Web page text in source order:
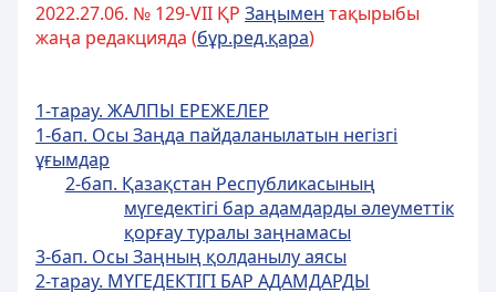
2022.27.06. № 129-VII ҚР Заңымен тақырыбы
жаңа редакцияда (бұр.ред.қара)
1-тарау. ЖАЛПЫ ЕРЕЖЕЛЕР
1-бап. Осы Заңда пайдаланылатын негiзгi
ұғымдар
2-бап. Қазақстан Республикасының
мүгедектігі бар адамдарды әлеуметтiк
қорғау туралы заңнамасы
3-бап. Осы Заңның қолданылу аясы
2-тарау. МҮГЕДЕКТІГІ БАР АДАМДАРДЫ